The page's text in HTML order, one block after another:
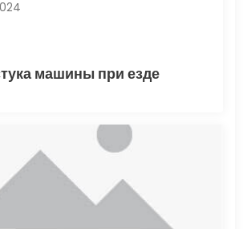
машины при езде